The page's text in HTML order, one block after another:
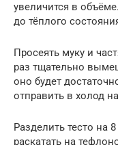
увеличится в
до тёплого
Просеять муку и
раз тщательно
оно будет
отправить в холод
Разделить тесто на
раскатать на